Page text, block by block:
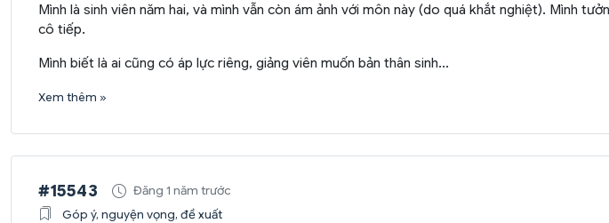
Mình là sinh viên năm hai, và mình vẫn còn ám ảnh với môn này (do quá khắt nghiệt). Mình
cô tiếp.
Mình biết là ai cũng có áp lực riêng, giảng viên muốn bản thân sinh...
Xem thêm »
#15543
Đăng 1 năm trước
Góp ý, nguyện vọng, đề xuất